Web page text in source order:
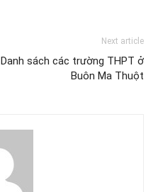
Next article
Danh sách các trường THPT ở
Buôn Ma Thuột